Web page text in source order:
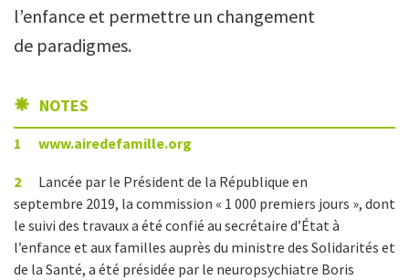
l’enfance et permettre un changement
de paradigmes.
NOTES
1 www.airedefamille.org
2
Lancée par le Président de la République en
septembre 2019, la commission « 1 000 premiers jours », dont
le suivi des travaux a été confié au secrétaire d’État à
l’enfance et aux familles auprès du ministre des Solidarités et
de la Santé, a été présidée par le neuropsychiatre Boris